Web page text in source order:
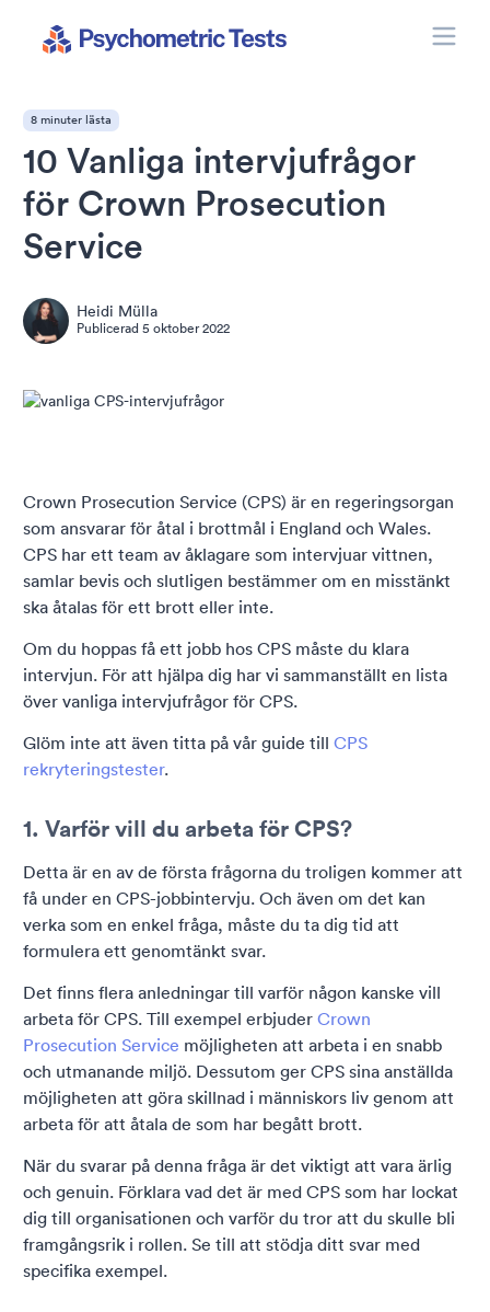
8 minuter lästa
10 Vanliga intervjufrågor
för Crown Prosecution
Service
Heidi Mülla
Publicerad5 oktober 2022
Crown Prosecution Service (CPS) är en regeringsorgan
som ansvarar för åtal i brottmål i England och Wales.
CPS har ett team av åklagare som intervjuar vittnen,
samlar bevis och slutligen bestämmer om en misstänkt
ska åtalas för ett brott eller inte.
Om du hoppas få ett jobb hos CPS måste du klara
intervjun. För att hjälpa dig har vi sammanställt en lista
över vanliga intervjufrågor för CPS.
Glöm inte att även titta på vår guide till CPS
rekryteringstester.
1. Varför vill du arbeta för CPS?
Detta är en av de första frågorna du troligen kommer att
få under en CPS-jobbintervju. Och även om det kan
verka som en enkel fråga, måste du ta dig tid att
formulera ett genomtänkt svar.
Det finns flera anledningar till varför någon kanske vill
arbeta för CPS. Till exempel erbjuder Crown
Prosecution Service möjligheten att arbeta i en snabb
och utmanande miljö. Dessutom ger CPS sina anställda
möjligheten att göra skillnad i människors liv genom att
arbeta för att åtala de som har begått brott.
När du svarar på denna fråga är det viktigt att vara ärlig
och genuin. Förklara vad det är med CPS som har lockat
dig till organisationen och varför du tror att du skulle bli
framgångsrik i rollen. Se till att stödja ditt svar med
specifika exempel.